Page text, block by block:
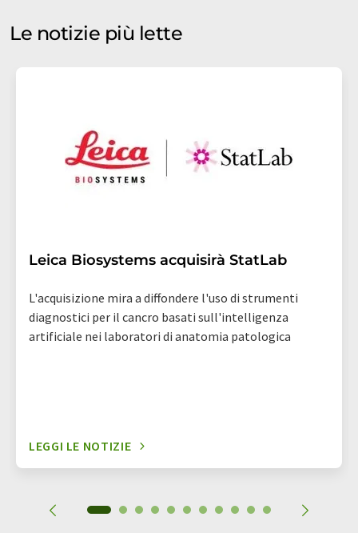
consenso in qualsiasi momento senza fornire
motivazioni a LUMITOS AG, Ernst-Augustin-Str. 2, 12489
Le notizie più lette
Leica Biosystems acquisirà StatLab
L'acquisizione mira a diffondere l'uso di strumenti
diagnostici per il cancro basati sull'intelligenza
artificiale nei laboratori di anatomia patologica
LEGGI LE NOTIZIE